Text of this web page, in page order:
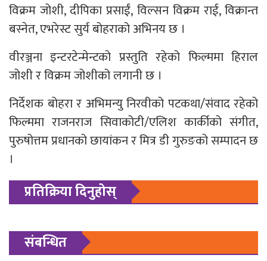
विक्रम जोशी, दीपिका प्रसाईं, विल्सन विक्रम राई, विक्रान्त
बस्नेत, एभरेस्ट सुर्य बोहराको अभिनय छ ।
वीरञ्जना इन्टरटेन्मेन्टको प्रस्तुति रहेको फिल्ममा हिराल
जोशी र विक्रम जोशीको लगानी छ ।
निर्देशक बोहरा र अभिमन्यु निरवीको पटकथा/संवाद रहेको
फिल्ममा राजनराज सिवाकोटी/एलिश कार्कीको संगीत,
पुरुषोत्तम प्रधानको छायांकन र मित्र डी गुरुङको सम्पादन छ
।
प्रतिक्रिया दिनुहोस्
संबन्धित